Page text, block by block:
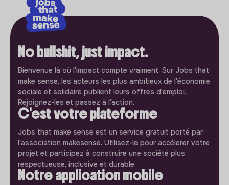
No bullshit, just impact.
Bienvenue là où l'impact compte vraiment. Sur Jobs that
make sense, les acteurs les plus ambitieux de l'économie
sociale et solidaire publient leurs offres d'emploi.
Rejoignez-les et passez à l'action.
C'est votre plateforme
Jobs that make sense est un service gratuit porté par
l'association makesense. Utilisez-le pour accélerer votre
projet et participez à construire une société plus
respectueuse, inclusive et durable.
Notre application mobile